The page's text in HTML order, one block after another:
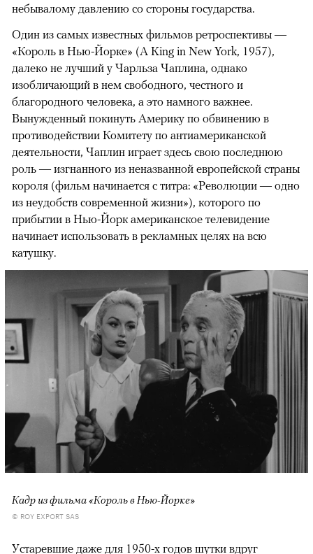
небывалому давлению со стороны государства.
Один из самых известных фильмов ретроспективы —
«Король в Нью-Йорке» (A King in New York, 1957),
далеко не лучший у Чарльза Чаплина, однако
изобличающий в нем свободного, честного и
благородного человека, а это намного важнее.
Вынужденный покинуть Америку по обвинению в
противодействии Комитету по антиамериканской
деятельности, Чаплин играет здесь свою последнюю
роль — изгнанного из неназванной европейской страны
короля (фильм начинается с титра: «Революции — одно
из неудобств современной жизни»), которого по
прибытии в Нью-Йорк американское телевидение
начинает использовать в рекламных целях на всю
катушку.
Кадр из фильма «Король в Нью-Йорке»
© ROY EXPORT SAS
Устаревшие даже для 1950-х годов шутки вдруг